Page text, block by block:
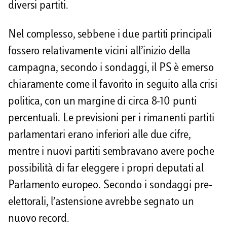
diversi partiti.
Nel complesso, sebbene i due partiti principali
fossero relativamente vicini all’inizio della
campagna, secondo i sondaggi, il PS è emerso
chiaramente come il favorito in seguito alla crisi
politica, con un margine di circa 8-10 punti
percentuali. Le previsioni per i rimanenti partiti
parlamentari erano inferiori alle due cifre,
mentre i nuovi partiti sembravano avere poche
possibilità di far eleggere i propri deputati al
Parlamento europeo. Secondo i sondaggi pre-
elettorali, l’astensione avrebbe segnato un
nuovo record.